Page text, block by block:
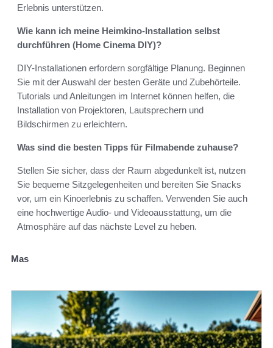
Erlebnis unterstützen.
Wie kann ich meine Heimkino-Installation selbst
durchführen (Home Cinema DIY)?
DIY-Installationen erfordern sorgfältige Planung. Beginnen
Sie mit der Auswahl der besten Geräte und Zubehörteile.
Tutorials und Anleitungen im Internet können helfen, die
Installation von Projektoren, Lautsprechern und
Bildschirmen zu erleichtern.
Was sind die besten Tipps für Filmabende zuhause?
Stellen Sie sicher, dass der Raum abgedunkelt ist, nutzen
Sie bequeme Sitzgelegenheiten und bereiten Sie Snacks
vor, um ein Kinoerlebnis zu schaffen. Verwenden Sie auch
eine hochwertige Audio- und Videoausstattung, um die
Atmosphäre auf das nächste Level zu heben.
Mas